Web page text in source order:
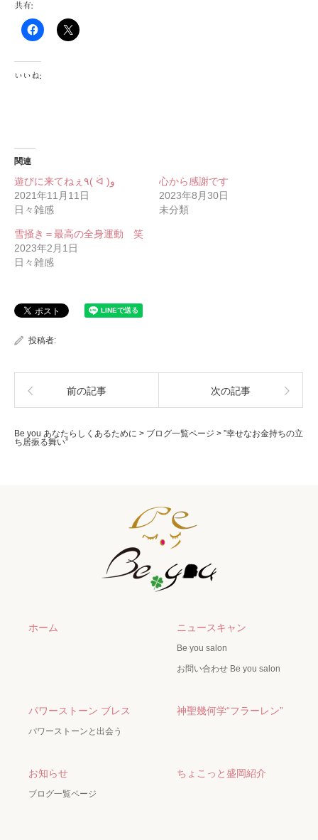
共有:
いいね:
関連
遊びに来てねぇ٩( ᐛ )و
2021年11月11日
日々雑感
心から感謝です
2023年8月30日
未分類
雪掻き＝最高の全身運動 笑
2023年2月1日
日々雑感
投稿者:
前の記事 次の記事
Be you あなたらしくあるために > ブログ一覧ページ > ”幸せなお金持ちの立
ち居振る舞い”
ホーム ニュースキャン
Be you salon
お問い合わせ Be you salon
パワーストーン ブレス
パワーストーンと出会う
神聖幾何学“フラーレン”
お知らせ
ブログ一覧ページ
ちょこっと盛岡紹介